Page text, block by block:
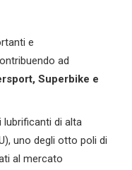
e
ad
Superbike e
di alta
uno degli otto poli di
al mercato